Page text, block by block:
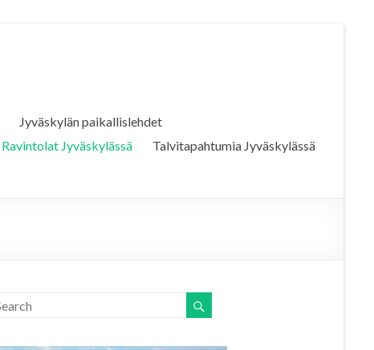
Jyväskylän paikallislehdet
Ravintolat Jyväskylässä
Talvitapahtumia Jyväskylässä